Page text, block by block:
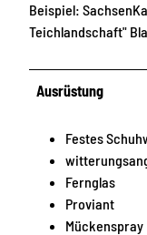
Beispiel:
Teichlandschaft"
Ausrüstung
Festes
Fernglas
Proviant
Mückenspray